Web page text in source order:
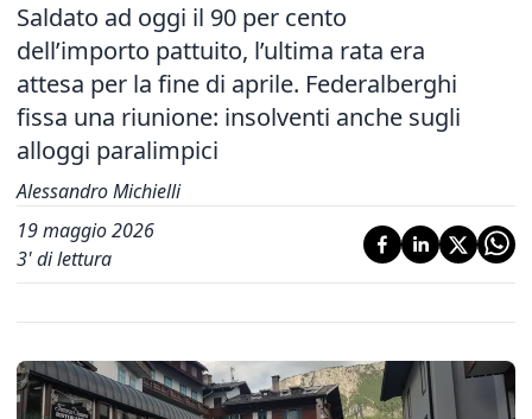
Saldato ad oggi il 90 per cento
dell’importo pattuito, l’ultima rata era
attesa per la fine di aprile. Federalberghi
fissa una riunione: insolventi anche sugli
alloggi paralimpici
Alessandro Michielli
19 maggio 2026
3' di lettura